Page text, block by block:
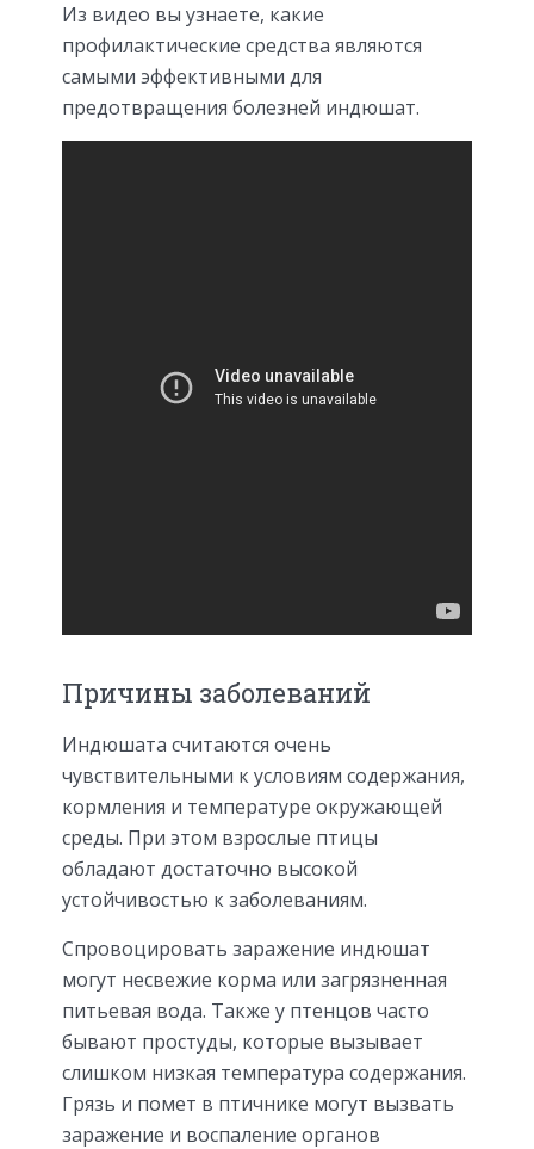
Из видео вы узнаете, какие
профилактические средства являются
самыми эффективными для
предотвращения болезней индюшат.
Причины заболеваний
Индюшата считаются очень
чувствительными к условиям содержания,
кормления и температуре окружающей
среды. При этом взрослые птицы
обладают достаточно высокой
устойчивостью к заболеваниям.
Спровоцировать заражение индюшат
могут несвежие корма или загрязненная
питьевая вода. Также у птенцов часто
бывают простуды, которые вызывает
слишком низкая температура содержания.
Грязь и помет в птичнике могут вызвать
заражение и воспаление органов